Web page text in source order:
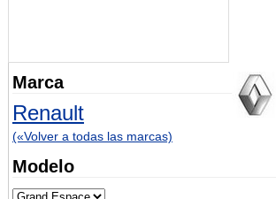
Marca
Renault
(«Volver a todas las marcas)
Modelo